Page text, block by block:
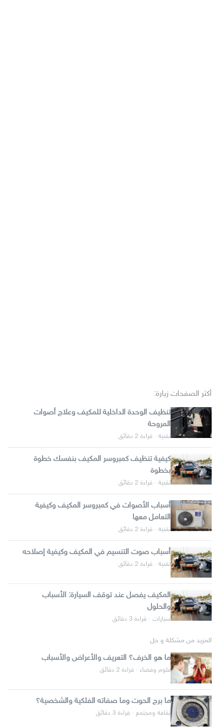
أكثر الصفحات زيارة:
تنظيف الوحدة الداخلية للمكيف وعلاج أصوات
المروحة
تقنية · قراءة 2 دقائق
كيفية تنظيف كمبروسر المكيف بنفسك خطوة
بخطوة
تقنية · قراءة 2 دقائق
أسباب الأصوات في كمبروسر المكيف وكيفية
التعامل معها
تقنية · قراءة 2 دقائق
أسباب صوت التنسيم في المكيف وكيفية إصلاحه
تقنية · قراءة 2 دقائق
المكيف يفصل عند توقف السيارة: الأسباب
والحلول
سيارات · قراءة 3 دقائق
المزيد من مشكلة و حل
ما هو الخرف؟ التعريف والأعراض والأسباب
علوم وفضاء · قراءة 2 دقائق
ما برج الحوت وما صفاته الفلكية والشخصية؟
ثقافة ومجتمع · قراءة 3 دقائق